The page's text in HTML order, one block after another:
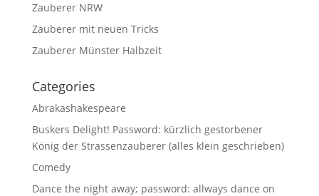
Zauberer NRW
Zauberer mit neuen Tricks
Zauberer Münster Halbzeit
Categories
Abrakashakespeare
Buskers Delight! Password: kürzlich gestorbener
König der Strassenzauberer (alles klein geschrieben)
Comedy
Dance the night away; password: allways dance on